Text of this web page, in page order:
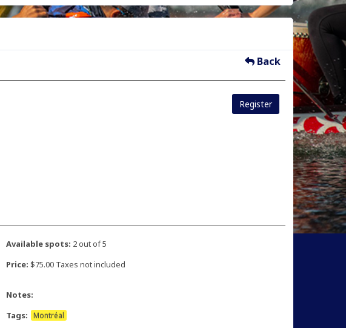
Back
Register
Available spots: 2 out of 5
Price: $75.00 Taxes not included
Notes:
Tags:
Montréal